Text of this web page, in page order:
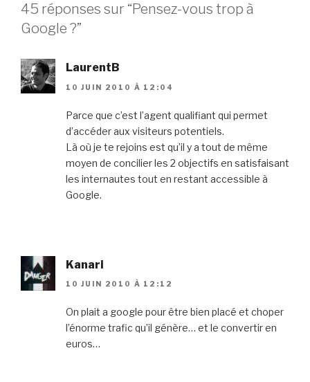
45 réponses sur “Pensez-vous trop à
Google ?”
LaurentB
10 JUIN 2010 À 12:04
Parce que c’est l’agent qualifiant qui permet
d’accéder aux visiteurs potentiels.
Là où je te rejoins est qu’il y a tout de même
moyen de concilier les 2 objectifs en satisfaisant
les internautes tout en restant accessible à
Google.
Kanari
10 JUIN 2010 À 12:12
On plait a google pour être bien placé et choper
l’énorme trafic qu’il génère… et le convertir en
euros…